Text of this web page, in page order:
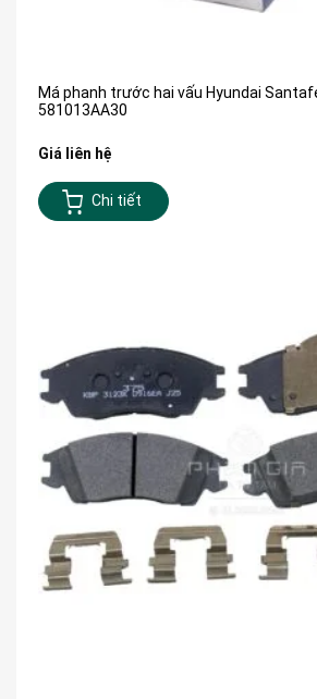
Má phanh trước hai vấu Hyundai
581013AA30
Giá liên hệ
Chi tiết